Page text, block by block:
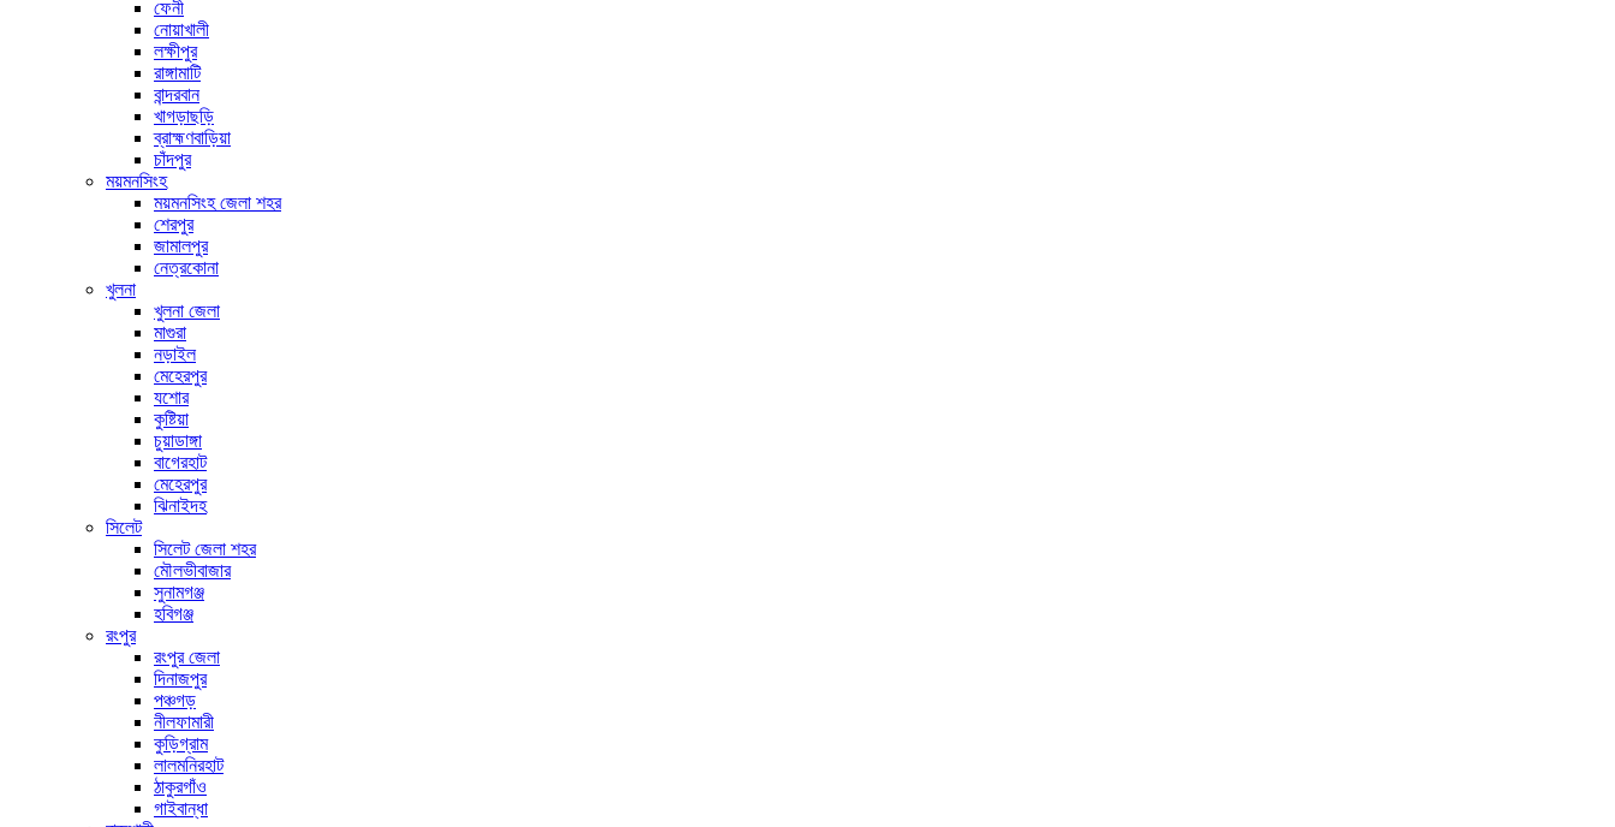
ফেনী
নোয়াখালী
লক্ষীপুর
রাঙ্গামাটি
বান্দরবান
খাগড়াছড়ি
ব্রাহ্মণবাড়িয়া
চাঁদপুর
ময়মনসিংহ
ময়মনসিংহ জেলা শহর
শেরপুর
জামালপুর
নেত্রকোনা
খুলনা
খুলনা জেলা
মাগুরা
নড়াইল
মেহেরপুর
যশোর
কুষ্টিয়া
চুয়াডাঙ্গা
বাগেরহাট
মেহেরপুর
ঝিনাইদহ
সিলেট
সিলেট জেলা শহর
মৌলভীবাজার
সুনামগঞ্জ
হবিগঞ্জ
রংপুর
রংপুর জেলা
দিনাজপুর
পঞ্চগড়
নীলফামারী
কুড়িগ্রাম
লালমনিরহাট
ঠাকুরগাঁও
গাইবান্ধা